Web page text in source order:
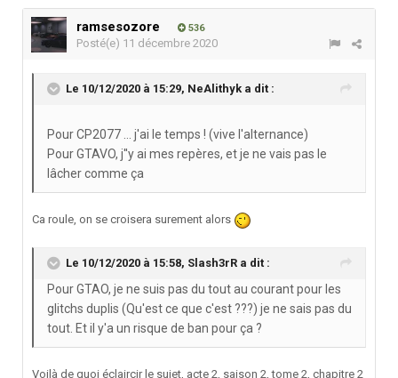
ramsesozore 536
Posté(e) 11 décembre 2020
Le 10/12/2020 à 15:29, NeAlithyk a dit :
Pour CP2077 ... j'ai le temps ! (vive l'alternance)
Pour GTAVO, j''y ai mes repères, et je ne vais pas le
lâcher comme ça
Ca roule, on se croisera surement alors
Le 10/12/2020 à 15:58, Slash3rR a dit :
Pour GTAO, je ne suis pas du tout au courant pour les
glitchs duplis (Qu'est ce que c'est ???) je ne sais pas du
tout. Et il y'a un risque de ban pour ça ?
Voilà de quoi éclaircir le sujet, acte 2, saison 2, tome 2, chapitre 2